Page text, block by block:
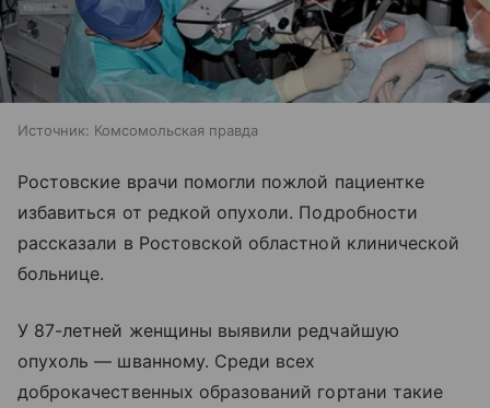
Источник: Комсомольская правда
Ростовские врачи помогли пожлой пациентке
избавиться от редкой опухоли. Подробности
рассказали в Ростовской областной клинической
больнице.
У 87-летней женщины выявили редчайшую
опухоль — шванному. Среди всех
доброкачественных образований гортани такие